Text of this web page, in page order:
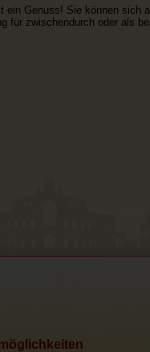
Genuss! Sie können sich
für zwischendurch oder als